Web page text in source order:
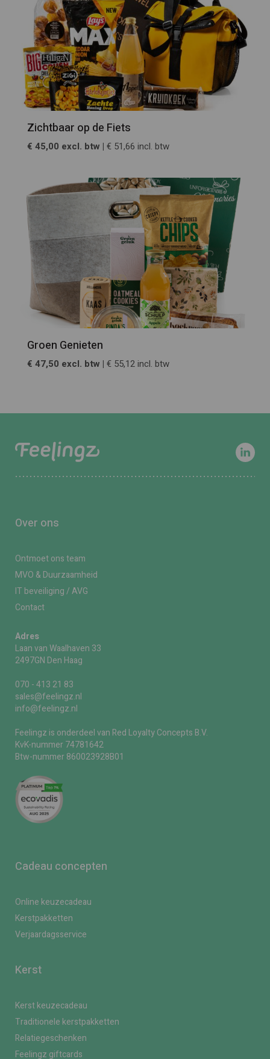
Zichtbaar op de Fiets
€ 45,00 excl. btw | € 51,66 incl. btw
Groen Genieten
€ 47,50 excl. btw | € 55,12 incl. btw
Over ons
Ontmoet ons team
MVO & Duurzaamheid
IT beveiliging / AVG
Contact
Adres
Laan van Waalhaven 33
2497GN Den Haag
070 - 413 21 83
sales@feelingz.nl
info@feelingz.nl
Feelingz is onderdeel van Red Loyalty Concepts B.V.
KvK-nummer 74781642
Btw-nummer 860023928B01
Cadeau concepten
Online keuzecadeau
Kerstpakketten
Verjaardagsservice
Kerst
Kerst keuzecadeau
Traditionele kerstpakketten
Relatiegeschenken
Feelingz giftcards